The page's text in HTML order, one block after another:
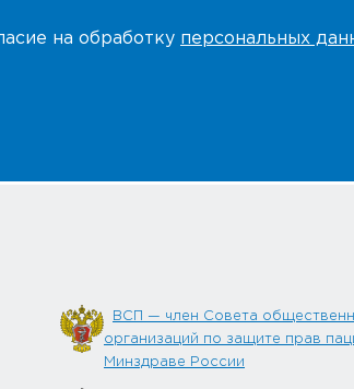
на обработку персональных
ВСП — член Совета
организаций по защите прав
Минздраве России